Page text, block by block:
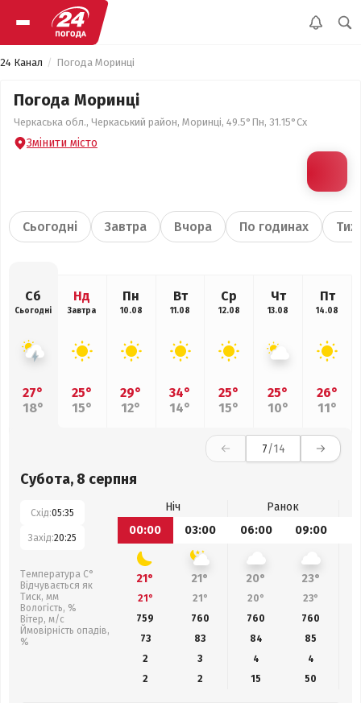
24 Канал Погода Моринці
Погода Моринці
Черкаська обл., Черкаський район, Моринці, 49.5°Пн, 31.15°Сх
Змінити місто
Сьогодні Завтра Вчора По годинах
Сб
Сьогодні
27°
18°
Нд
Завтра
25°
15°
Пн
10.08
29°
12°
Вт
11.08
34°
14°
Ср
12.08
25°
15°
Чт
13.08
25°
10°
Пт
14.08
26°
11°
7/14
Субота, 8 серпня
Схід:05:35
Захід:20:25
Температура С°
Відчувається як
Тиск, мм
Вологість, %
Вітер, м/с
Ймовірність опадів,
%
Ніч
Ранок
00:00
03:00 06:00 09:00
21° 21° 20° 23°
21° 21° 20° 23°
759
760 760 760
73
83 84 85
2
3 4
4
2
2 15 50